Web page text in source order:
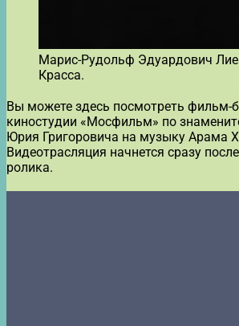
Марис-Рудольф Эдуардович
Красса.
Вы можете здесь посмотреть фильм-
киностудии «Мосфильм» по
Юрия Григоровича на музыку Арама
Видеотрасляция начнется сразу
ролика.